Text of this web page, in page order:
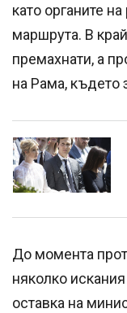
като органите
маршрута. В
премахнати, а
на Рама, където
До момента
няколко
оставка на